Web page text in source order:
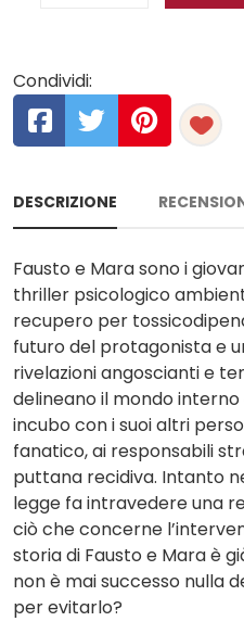
Condividi:
DESCRIZIONE
Fausto e Mara sono i
thriller psicologico
recupero per
futuro del protagonista e
rivelazioni angoscianti e
delineano il mondo
incubo con i suoi altri
fanatico, ai responsabili
puttana recidiva. Intanto
legge fa intravedere una
ciò che concerne
storia di Fausto e Mara è
non è mai successo nulla
per evitarlo?